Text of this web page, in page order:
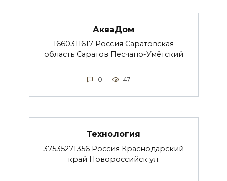
АкваДом
1660311617 Россия Саратовская
область Саратов Песчано-Умётский
0 47
Технология
37535271356 Россия Краснодарский
край Новороссийск ул.